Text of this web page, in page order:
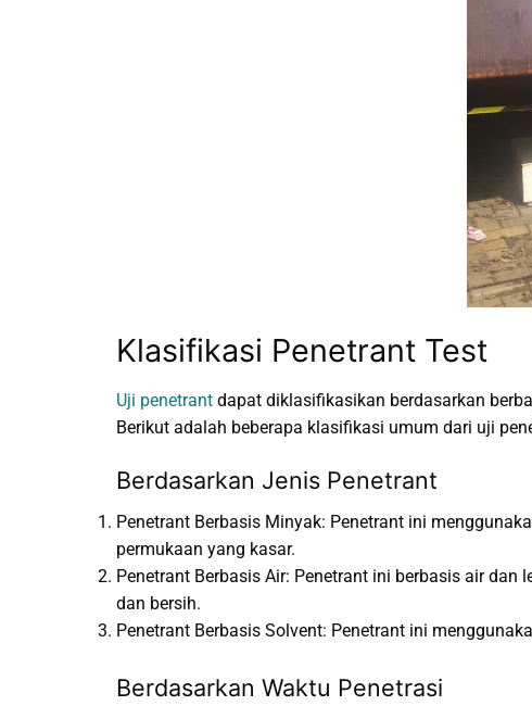
Klasifikasi Penetrant Test
Uji penetrant dapat diklasifikasikan berdasarkan
Berikut adalah beberapa klasifikasi umum dari uji
Berdasarkan Jenis Penetrant
Penetrant Berbasis Minyak: Penetrant ini
permukaan yang kasar.
Penetrant Berbasis Air: Penetrant ini berbasis air
dan bersih.
Penetrant Berbasis Solvent: Penetrant ini
Berdasarkan Waktu Penetrasi